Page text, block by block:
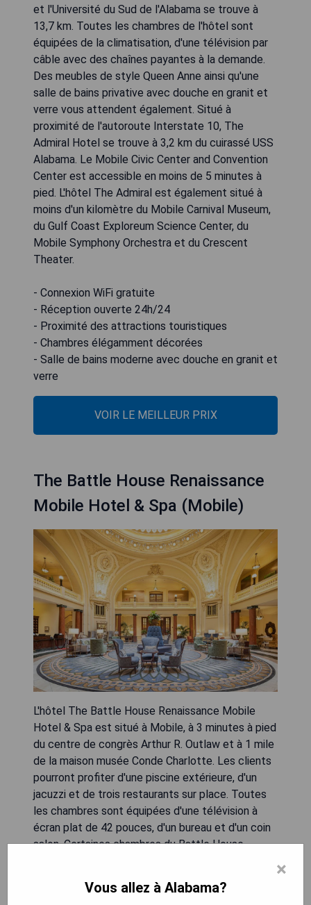
et l'Université du Sud de l'Alabama se trouve à
13,7 km. Toutes les chambres de l'hôtel sont
équipées de la climatisation, d'une télévision par
câble avec des chaînes payantes à la demande.
Des meubles de style Queen Anne ainsi qu'une
salle de bains privative avec douche en granit et
verre vous attendent également. Situé à
proximité de l'autoroute Interstate 10, The
Admiral Hotel se trouve à 3,2 km du cuirassé USS
Alabama. Le Mobile Civic Center and Convention
Center est accessible en moins de 5 minutes à
pied. L'hôtel The Admiral est également situé à
moins d'un kilomètre du Mobile Carnival Museum,
du Gulf Coast Exploreum Science Center, du
Mobile Symphony Orchestra et du Crescent
Theater.
- Connexion WiFi gratuite
- Réception ouverte 24h/24
- Proximité des attractions touristiques
- Chambres élégamment décorées
- Salle de bains moderne avec douche en granit et
verre
VOIR LE MEILLEUR PRIX
The Battle House Renaissance
Mobile Hotel & Spa (Mobile)
L'hôtel The Battle House Renaissance Mobile
Hotel & Spa est situé à Mobile, à 3 minutes à pied
du centre de congrès Arthur R. Outlaw et à 1 mile
de la maison musée Conde Charlotte. Les clients
pourront profiter d'une piscine extérieure, d'un
jacuzzi et de trois restaurants sur place. Toutes
les chambres sont équipées d'une télévision à
écran plat de 42 pouces, d'un bureau et d'un coin
salon. Certaines chambres du Battle House
de fitness et à un centre d'affaires est offert à
×
Vous allez à Alabama?